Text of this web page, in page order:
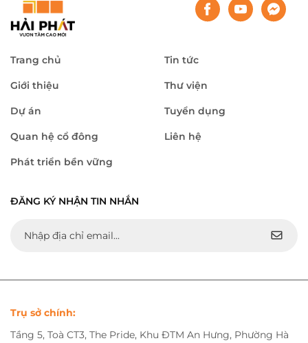
Trang chủ
Giới thiệu
Dự án
Quan hệ cổ đông
Phát triển bền vững
Tin tức
Thư viện
Tuyển dụng
Liên hệ
ĐĂNG KÝ NHẬN TIN NHẮN
Trụ sở chính:
Tầng 5, Toà CT3, The Pride, Khu ĐTM An Hưng, Phường Hà